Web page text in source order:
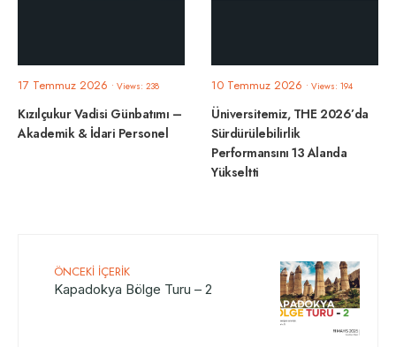
17 Temmuz 2026 • Views: 238
Kızılçukur Vadisi Günbatımı –
Akademik & İdari Personel
10 Temmuz 2026 • Views: 194
Üniversitemiz, THE 2026’da
Sürdürülebilirlik
Performansını 13 Alanda
Yükseltti
ÖNCEKI İÇERIK
Kapadokya Bölge Turu – 2